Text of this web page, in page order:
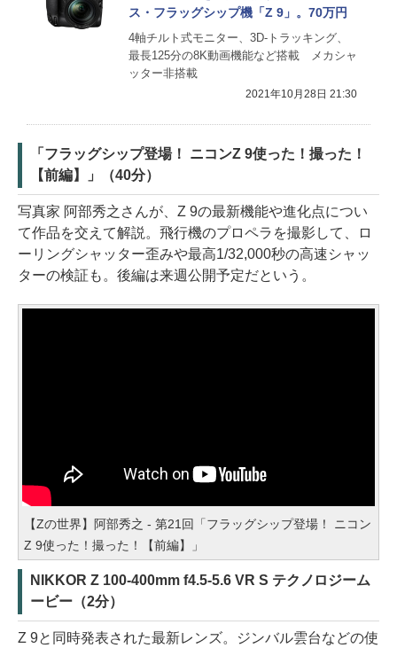
ス・フラッグシップ機「Z 9」。70万円
4軸チルト式モニター、3D-トラッキング、
最長125分の8K動画機能など搭載 メカシャ
ッター非搭載
2021年10月28日 21:30
「フラッグシップ登場！ ニコンZ 9使った！撮った！
【前編】」（40分）
写真家 阿部秀之さんが、Z 9の最新機能や進化点につい
て作品を交えて解説。飛行機のプロペラを撮影して、ロ
ーリングシャッター歪みや最高1/32,000秒の高速シャッ
ターの検証も。後編は来週公開予定だという。
【Zの世界】阿部秀之 - 第21回「フラッグシップ登場！ ニコン
Z 9使った！撮った！【前編】」
NIKKOR Z 100-400mm f4.5-5.6 VR S テクノロジーム
ービー（2分）
Z 9と同時発表された最新レンズ。ジンバル雲台などの使